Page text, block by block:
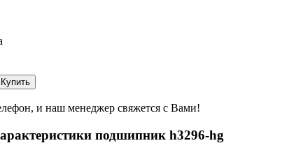
и наш менеджер свяжется с Вами!
подшипник h3296-hg